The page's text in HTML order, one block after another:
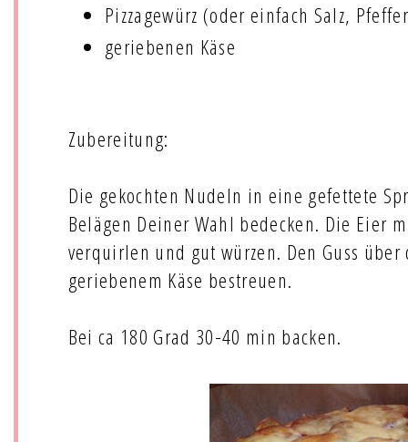
Pizzagewürz (oder einfach Salz,
geriebenen Käse
Zubereitung:
Die gekochten Nudeln in eine gefettete
Belägen Deiner Wahl bedecken. Die Eier
verquirlen und gut würzen. Den Guss
geriebenem Käse bestreuen.
Bei ca 180 Grad 30-40 min backen.